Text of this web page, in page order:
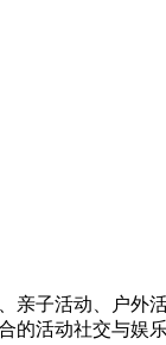
子活动、户外
活动社交与娱乐